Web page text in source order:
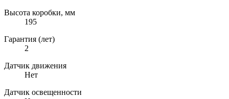
Высота коробки, мм
195
Гарантия (лет)
2
Датчик движения
Нет
Датчик освещенности